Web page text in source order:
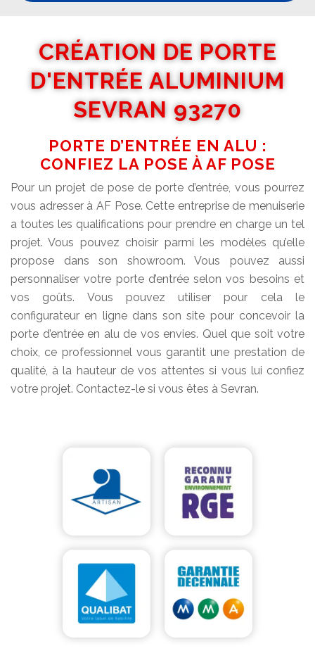
CRÉATION DE PORTE
D'ENTRÉE ALUMINIUM
SEVRAN 93270
PORTE D’ENTRÉE EN ALU :
CONFIEZ LA POSE À AF POSE
Pour un projet de pose de porte d’entrée, vous pourrez
vous adresser à AF Pose. Cette entreprise de menuiserie
a toutes les qualifications pour prendre en charge un tel
projet. Vous pouvez choisir parmi les modèles qu’elle
propose dans son showroom. Vous pouvez aussi
personnaliser votre porte d’entrée selon vos besoins et
vos goûts. Vous pouvez utiliser pour cela le
configurateur en ligne dans son site pour concevoir la
porte d’entrée en alu de vos envies. Quel que soit votre
choix, ce professionnel vous garantit une prestation de
qualité, à la hauteur de vos attentes si vous lui confiez
votre projet. Contactez-le si vous êtes à Sevran.